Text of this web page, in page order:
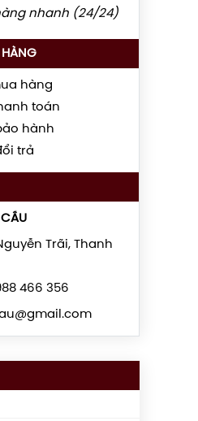
nhanh (24/24)
hàng
toán
hành
trả
Trãi, Thanh
466 356